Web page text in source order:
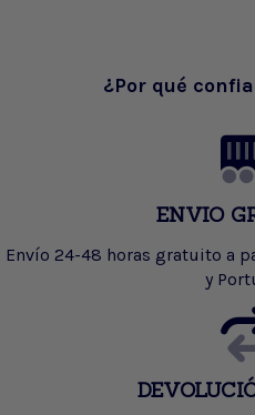
¿Por qué
ENVIO
Envío 24-48 horas gratuito a
y